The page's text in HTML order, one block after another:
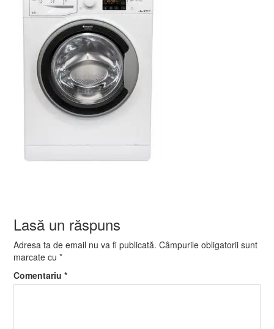
Lasă un răspuns
Adresa ta de email nu va fi publicată. Câmpurile obligatorii sunt
marcate cu*
Comentariu*